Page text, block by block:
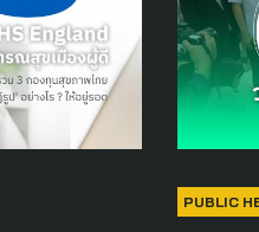
PUBLIC